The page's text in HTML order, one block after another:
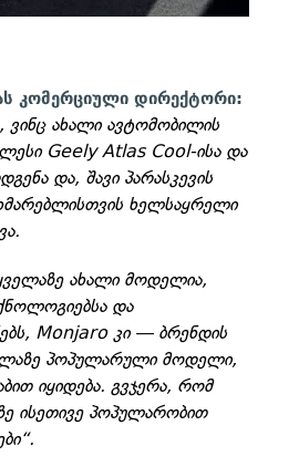
კომერციული დირექტორი:
ვინც ახალი ავტომობილის
Geely Atlas Cool-ისა და
და, შავი პარასკევის
ხელსაყრელი
ახალი მოდელია,
და
Monjaro კი — ბრენდის
პოპულარული მოდელი,
იყიდება. გვჯერა, რომ
ისეთივე პოპულარობით